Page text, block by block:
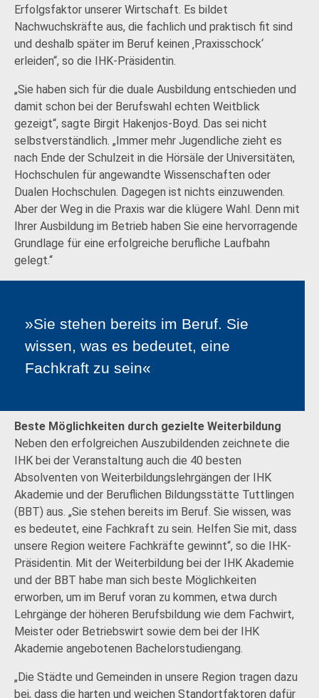
Erfolgsfaktor unserer Wirtschaft. Es bildet
Nachwuchskräfte aus, die fachlich und praktisch fit sind
und deshalb später im Beruf keinen ‚Praxisschock‘
erleiden“, so die IHK-Präsidentin.
„Sie haben sich für die duale Ausbildung entschieden und
damit schon bei der Berufswahl echten Weitblick
gezeigt“, sagte Birgit Hakenjos-Boyd. Das sei nicht
selbstverständlich. „Immer mehr Jugendliche zieht es
nach Ende der Schulzeit in die Hörsäle der Universitäten,
Hochschulen für angewandte Wissenschaften oder
Dualen Hochschulen. Dagegen ist nichts einzuwenden.
Aber der Weg in die Praxis war die klügere Wahl. Denn mit
Ihrer Ausbildung im Betrieb haben Sie eine hervorragende
Grundlage für eine erfolgreiche berufliche Laufbahn
gelegt.“
»Sie stehen bereits im Beruf. Sie
wissen, was es bedeutet, eine
Fachkraft zu sein«
Beste Möglichkeiten durch gezielte Weiterbildung
Neben den erfolgreichen Auszubildenden zeichnete die
IHK bei der Veranstaltung auch die 40 besten
Absolventen von Weiterbildungslehrgängen der IHK
Akademie und der Beruflichen Bildungsstätte Tuttlingen
(BBT) aus. „Sie stehen bereits im Beruf. Sie wissen, was
es bedeutet, eine Fachkraft zu sein. Helfen Sie mit, dass
unsere Region weitere Fachkräfte gewinnt“, so die IHK-
Präsidentin. Mit der Weiterbildung bei der IHK Akademie
und der BBT habe man sich beste Möglichkeiten
erworben, um im Beruf voran zu kommen, etwa durch
Lehrgänge der höheren Berufsbildung wie dem Fachwirt,
Meister oder Betriebswirt sowie dem bei der IHK
Akademie angebotenen Bachelorstudiengang.
„Die Städte und Gemeinden in unsere Region tragen dazu
bei, dass die harten und weichen Standortfaktoren dafür